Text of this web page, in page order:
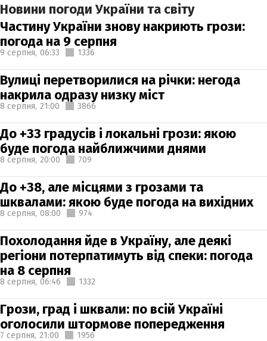
Новини погоди України та світу
Частину України знову накриють грози:
погода на 9 серпня
9 серпня, 06:33 1336
Вулиці перетворилися на річки: негода
накрила одразу низку міст
8 серпня, 21:00 3866
До +33 градусів і локальні грози: якою
буде погода найближчими днями
8 серпня, 20:00 709
До +38, але місцями з грозами та
шквалами: якою буде погода на вихідних
8 серпня, 08:00 974
Похолодання йде в Україну, але деякі
регіони потерпатимуть від спеки: погода
на 8 серпня
8 серпня, 06:46 1332
Грози, град і шквали: по всій Україні
оголосили штормове попередження
7 серпня, 21:00 1956